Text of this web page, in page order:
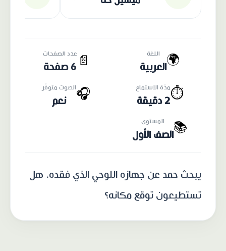
🌍 اللغة
العربية 📄
عدد الصفحات
6 صفحة
⏱️مدّة الاستماع
2 دقيقة
🎧الصوت متوفّر
نعم
📚 المستوى
الصف الأول
يبحث حمد عن جهازه اللوحي الذي فقده، هل
تستطيعون توقع مكانه؟